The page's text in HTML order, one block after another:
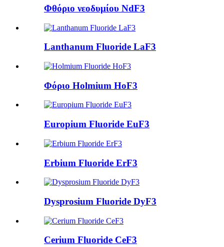
Φθόριο νεοδυμίου NdF3
Lanthanum Fluoride LaF3
Φόριο Holmium HoF3
Europium Fluoride EuF3
Erbium Fluoride ErF3
Dysprosium Fluoride DyF3
Cerium Fluoride CeF3